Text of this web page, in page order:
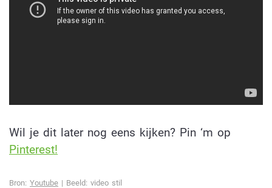
Wil je dit later nog eens kijken? Pin ‘m op
Pinterest!
Bron: Youtube | Beeld: video stil